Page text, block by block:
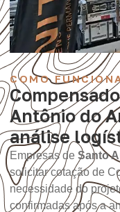
COMO
Antônio do
análise
Empresas de Santo
solicitar cotação de
necessidade do
confirmadas após a